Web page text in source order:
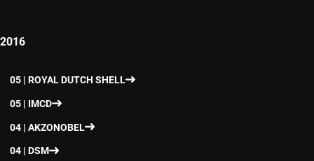
2016
05 | ROYAL DUTCH SHELL
05 | IMCD
04 | AKZONOBEL
04 | DSM